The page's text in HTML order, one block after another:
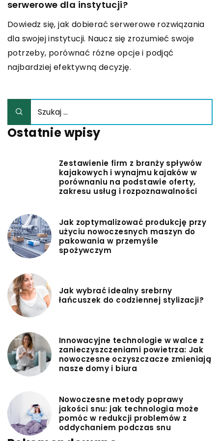
serwerowe dla instytucji?
Dowiedz się, jak dobierać serwerowe rozwiązania
dla swojej instytucji. Naucz się zrozumieć swoje
potrzeby, porównać różne opcje i podjąć
najbardziej efektywną decyzję.
Ostatnie wpisy
Zestawienie firm z branży spływów
kajakowych i wynajmu kajaków w
porównaniu na podstawie oferty,
zakresu usług i rozpoznawalności
Jak zoptymalizować produkcję przy
użyciu nowoczesnych maszyn do
pakowania w przemyśle
spożywczym
Jak wybrać idealny srebrny
łańcuszek do codziennej stylizacji?
Innowacyjne technologie w walce z
zanieczyszczeniami powietrza: Jak
nowoczesne oczyszczacze zmieniają
nasze domy i biura
Nowoczesne metody poprawy
jakości snu: jak technologia może
pomóc w redukcji problemów z
oddychaniem podczas snu